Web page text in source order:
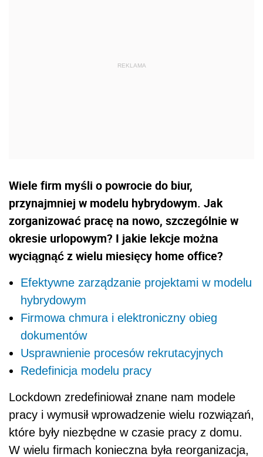
Wiele firm myśli o powrocie do biur,
przynajmniej w modelu hybrydowym. Jak
zorganizować pracę na nowo, szczególnie w
okresie urlopowym? I jakie lekcje można
wyciągnąć z wielu miesięcy home office?
Efektywne zarządzanie projektami w modelu
hybrydowym
Firmowa chmura i elektroniczny obieg
dokumentów
Usprawnienie procesów rekrutacyjnych
Redefinicja modelu pracy
Lockdown zredefiniował znane nam modele
pracy i wymusił wprowadzenie wielu rozwiązań,
które były niezbędne w czasie pracy z domu.
W wielu firmach konieczna była reorganizacja,